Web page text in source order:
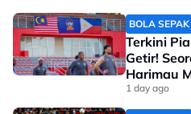
BOLA SEPAK
Terkini
Getir!
Harimau
1 day ago